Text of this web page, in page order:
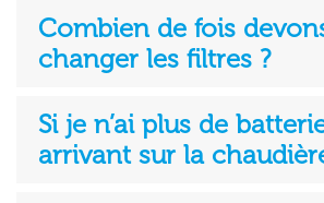
Combien de fois
changer les filtres ?
Si je n’ai plus de
arrivant sur la